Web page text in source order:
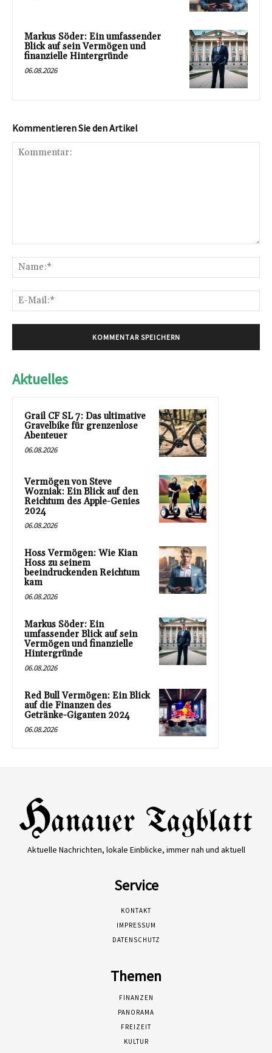
Markus Söder: Ein umfassender
Blick auf sein Vermögen und
finanzielle Hintergründe
06.08.2026
Kommentieren Sie den Artikel
Aktuelles
Grail CF SL 7: Das ultimative
Gravelbike für grenzenlose
Abenteuer
06.08.2026
Vermögen von Steve
Wozniak: Ein Blick auf den
Reichtum des Apple-Genies
2024
06.08.2026
Hoss Vermögen: Wie Kian
Hoss zu seinem
beeindruckenden Reichtum
kam
06.08.2026
Markus Söder: Ein
umfassender Blick auf sein
Vermögen und finanzielle
Hintergründe
06.08.2026
Red Bull Vermögen: Ein Blick
auf die Finanzen des
Getränke-Giganten 2024
06.08.2026
Aktuelle Nachrichten, lokale Einblicke, immer nah und aktuell
Service
KONTAKT
IMPRESSUM
DATENSCHUTZ
Themen
FINANZEN
PANORAMA
FREIZEIT
KULTUR